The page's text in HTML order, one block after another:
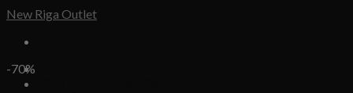
Skip
content
New Riga Outlet
-70%